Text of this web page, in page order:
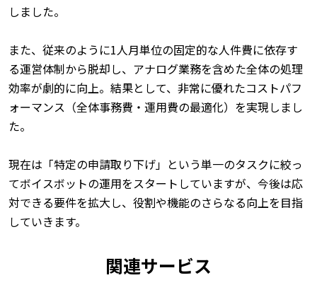
しました。
また、従来のように1人月単位の固定的な人件費に依存す
る運営体制から脱却し、アナログ業務を含めた全体の処理
効率が劇的に向上。結果として、非常に優れたコストパフ
ォーマンス（全体事務費・運用費の最適化）を実現しまし
た。
現在は「特定の申請取り下げ」という単一のタスクに絞っ
てボイスボットの運用をスタートしていますが、今後は応
対できる要件を拡大し、役割や機能のさらなる向上を目指
していきます。
関連サービス